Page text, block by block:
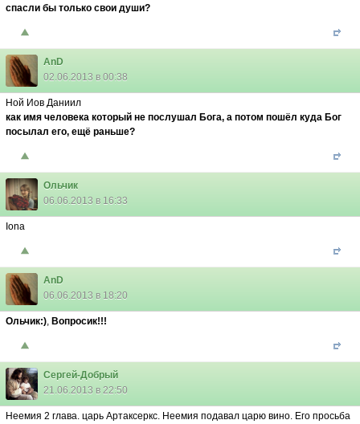
спасли бы только свои души?
AnD
02.06.2013 в 00:38
Ной Иов Даниил
как имя человека который не послушал Бога, а потом пошёл куда Бог
посылал его, ещё раньше?
Ольчик
06.06.2013 в 16:33
Iona
AnD
06.06.2013 в 18:20
Ольчик:), Вопросик!!!
Сергей-Добрый
21.06.2013 в 22:50
Неемия 2 глава. царь Артаксеркс. Неемия подавал царю вино. Его просьба